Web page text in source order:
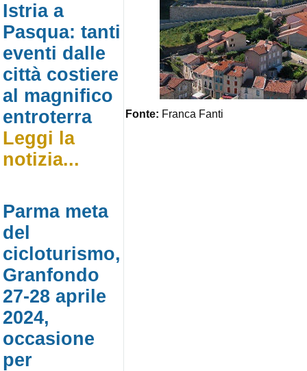
Istria a
Pasqua: tanti
eventi dalle
città costiere
al magnifico
entroterra
Leggi la
notizia...
Parma meta
del
cicloturismo,
Granfondo
27-28 aprile
2024,
occasione
per
Fonte: Franca Fanti